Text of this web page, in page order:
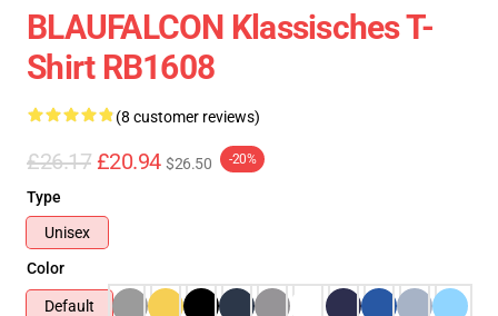
BLAUFALCON Klassisches T-
Shirt RB1608
(8 customer reviews)
£26.17 £20.94 $26.50 -20%
Type
Unisex
Color
Default